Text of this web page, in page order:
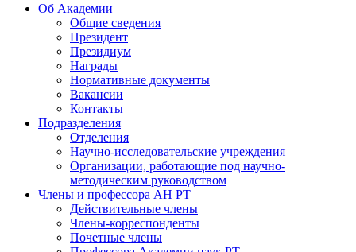
Об Академии
Общие сведения
Президент
Президиум
Награды
Нормативные документы
Вакансии
Контакты
Подразделения
Отделения
Научно-исследовательские учреждения
Организации, работающие под научно-
методическим руководством
Члены и профессора АН РТ
Действительные члены
Члены-корреспонденты
Почетные члены